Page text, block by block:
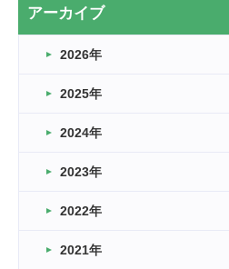
2026.03.20
なぎなた
2026.03.16
車いすバスケとRくんのお話
卒業・卒園の季節★
2026.03.11
緑ケ丘体育館
アーカイブ
2026年
2025年
2024年
2023年
2022年
2021年